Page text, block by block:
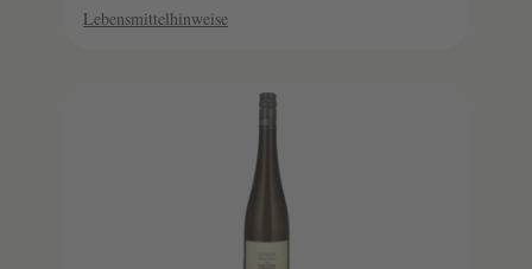
Lebensmittelhinweise